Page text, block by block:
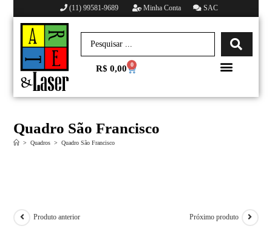
(11) 99581-9689 Minha Conta SAC
R$ 0,00 0
Quadro São Francisco
> Quadros > Quadro São Francisco
Produto anterior Próximo produto